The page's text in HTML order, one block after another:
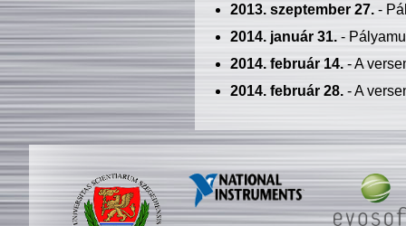
2013. szeptember 27.-
2014. január 31.-
2014. február 14.- A
2014. február 28.- A